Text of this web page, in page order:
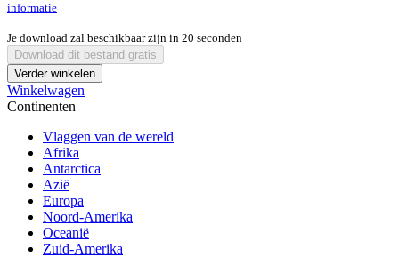
informatie
Je download zal beschikbaar zijn in 20 seconden
Download dit bestand gratis
Verder winkelen
Winkelwagen
Continenten
Vlaggen van de wereld
Afrika
Antarctica
Azië
Europa
Noord-Amerika
Oceanië
Zuid-Amerika